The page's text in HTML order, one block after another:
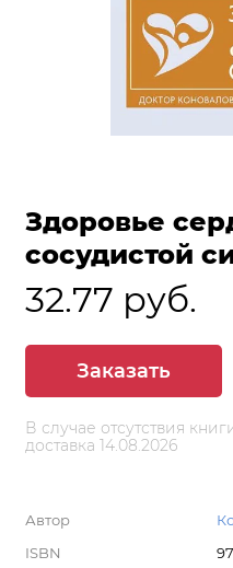
Здоровье
сосудистой
32.77 руб.
Заказать
В случае отсутствия
доставка 14.08.2026
Автор
ISBN